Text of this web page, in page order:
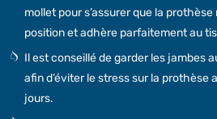
mollet pour s’assurer que la
position et adhère parfaitement au
Il est conseillé de garder les jambes
afin d’éviter le stress sur la prothèse
jours.